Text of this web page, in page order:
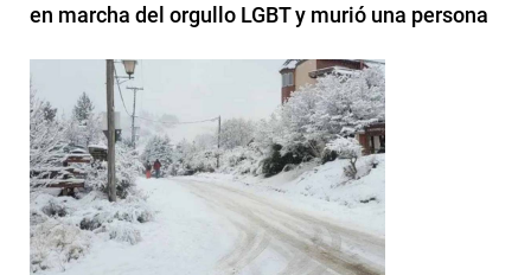
en marcha del orgullo LGBT y murió una persona